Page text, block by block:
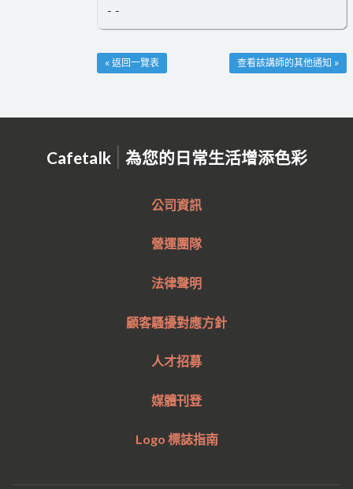
--
查看該講師的其他通知 »
« 返回一覽表
Cafetalk | 為您的日常生活增添色彩
公司資訊
營運團隊
法律聲明
顧客騷擾對應方針
人才招募
媒體刊登
Logo 標誌指南